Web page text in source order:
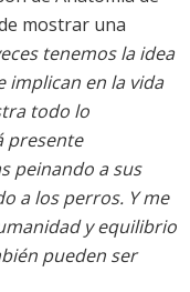
mostrar una
tenemos la idea
implican en la vida
todo lo
presente
peinando a sus
a los perros. Y me
y equilibrio
pueden ser